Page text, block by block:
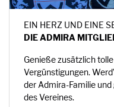
EIN HERZ UND EINE
DIE ADMIRA
Genieße zusätzlich
Vergünstigungen.
der Admira-Familie
des Vereines.